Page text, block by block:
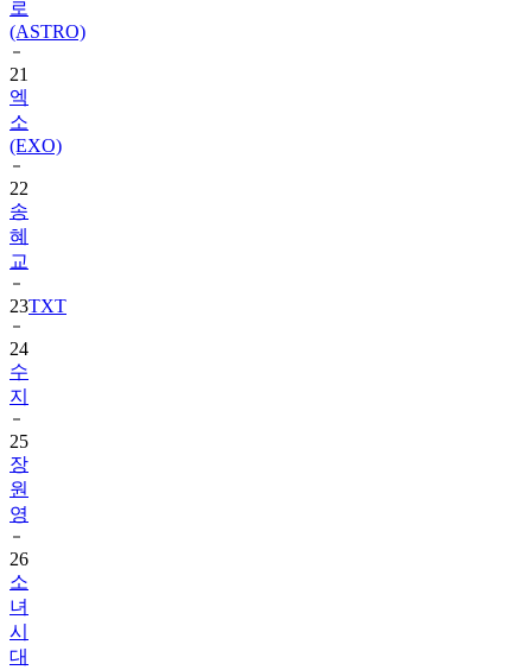
21
엑
소
(EXO)
22
송
혜
교
23
24
수
지
25
장
원
영
26
소
녀
시
대
27